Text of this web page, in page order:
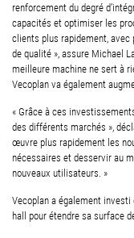
renforcement du degré
capacités et optimiser les
clients plus rapidement, avec
de qualité », assure Michael
meilleure machine ne sert à
Vecoplan va également
« Grâce à ces
des différents marchés »,
œuvre plus rapidement les
nécessaires et desservir au
nouveaux utilisateurs. »
Vecoplan a également
hall pour étendre sa surface